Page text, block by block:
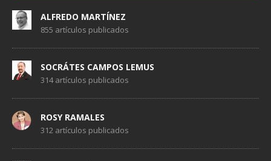
ALFREDO MARTÍNEZ
855 artículos publicados
SOCRÁTES CAMPOS LEMUS
314 artículos publicados
ROSY RAMALES
312 artículos publicados